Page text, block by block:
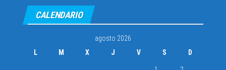
CALENDARIO
agosto 2026
L
M X J V S D